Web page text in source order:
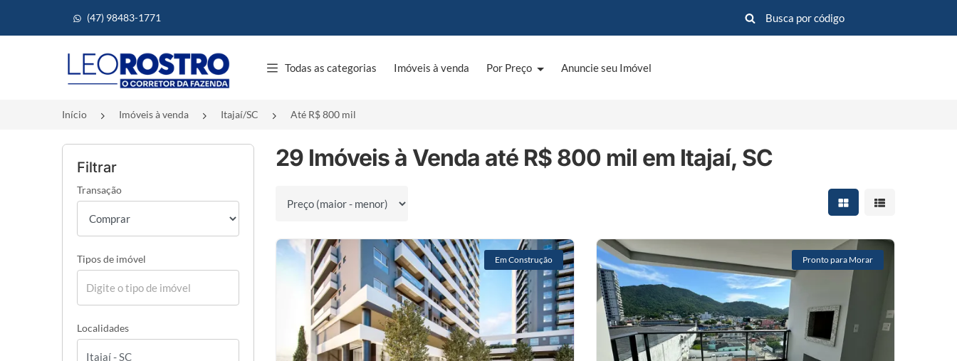
(47) 98483-1771
Página inicial
Todas as categorias Imóveis à venda Por Preço Anuncie seu Imóvel
Início Imóveis à venda Itajaí/SC Até R$ 800 mil
Filtrar
Transação
Tipos de imóvel
Localidades
29 Imóveis à Venda até R$ 800 mil em Itajaí, SC
Ordenar por Mostrar resultados em
Mostrar
Em Construção Pronto para Morar